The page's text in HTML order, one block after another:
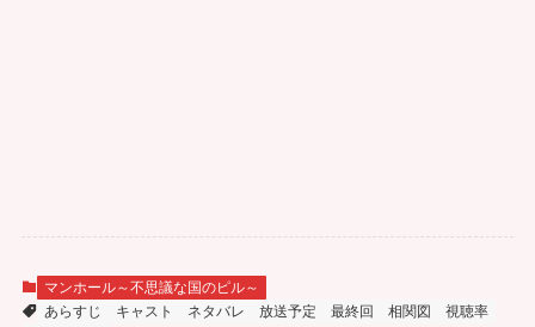
マンホール～不思議な国のピル～
あらすじ
キャスト ネタバレ 放送予定 最終回 相関図
視聴率